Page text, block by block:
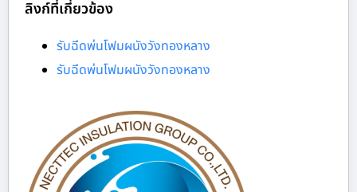
ลิงก์ที่เกี่ยวข้อง
รับฉีดพ่นโฟมผนังวังทองหลาง
รับฉีดพ่นโฟมผนังวังทองหลาง